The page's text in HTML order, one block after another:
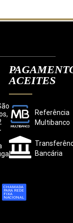
Política de
CHAMADA
PARA REDE
FIXA
NACIONAL
ACEITES
Referência
Multibanco
Bancária